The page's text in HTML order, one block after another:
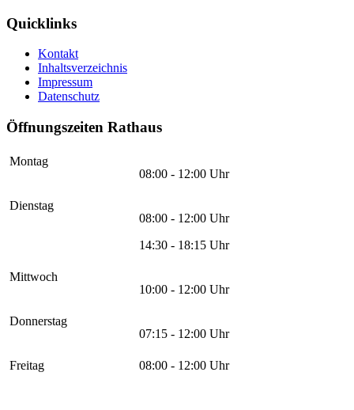
Quicklinks
Kontakt
Inhaltsverzeichnis
Impressum
Datenschutz
Öffnungszeiten Rathaus
Montag
08:00 - 12:00 Uhr
Dienstag
08:00 - 12:00 Uhr
14:30 - 18:15 Uhr
Mittwoch
10:00 - 12:00 Uhr
Donnerstag
07:15 - 12:00 Uhr
Freitag 08:00 - 12:00 Uhr